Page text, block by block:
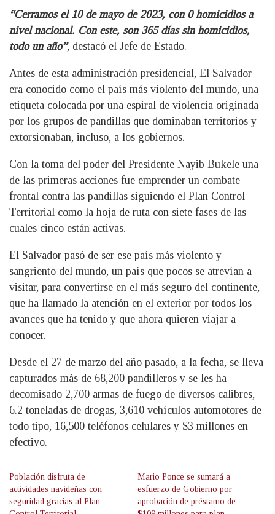
“Cerramos el 10 de mayo de 2023, con 0 homicidios a
nivel nacional. Con este, son 365 días sin homicidios,
todo un año”, destacó el Jefe de Estado.
Antes de esta administración presidencial, El Salvador
era conocido como el país más violento del mundo, una
etiqueta colocada por una espiral de violencia originada
por los grupos de pandillas que dominaban territorios y
extorsionaban, incluso, a los gobiernos.
Con la toma del poder del Presidente Nayib Bukele una
de las primeras acciones fue emprender un combate
frontal contra las pandillas siguiendo el Plan Control
Territorial como la hoja de ruta con siete fases de las
cuales cinco están activas.
El Salvador pasó de ser ese país más violento y
sangriento del mundo, un país que pocos se atrevían a
visitar, para convertirse en el más seguro del continente,
que ha llamado la atención en el exterior por todos los
avances que ha tenido y que ahora quieren viajar a
conocer.
Desde el 27 de marzo del año pasado, a la fecha, se lleva
capturados más de 68,200 pandilleros y se les ha
decomisado 2,700 armas de fuego de diversos calibres,
6.2 toneladas de drogas, 3,610 vehículos automotores de
todo tipo, 16,500 teléfonos celulares y $3 millones en
efectivo.
Población disfruta de
actividades navideñas con
seguridad gracias al Plan
Mario Ponce se sumará a
esfuerzo de Gobierno por
aprobación de préstamo de